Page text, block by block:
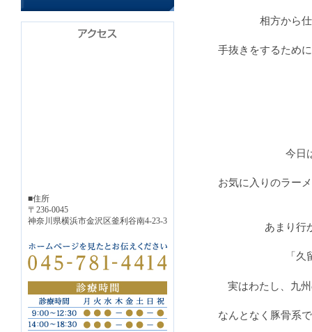
相方から
手抜きをするため
今日
お気に入りのラー
あまり行
「
実はわたし、九
なんとなく豚骨系
■住所
〒236-0045
神奈川県横浜市金沢区釜利谷南4-23-3